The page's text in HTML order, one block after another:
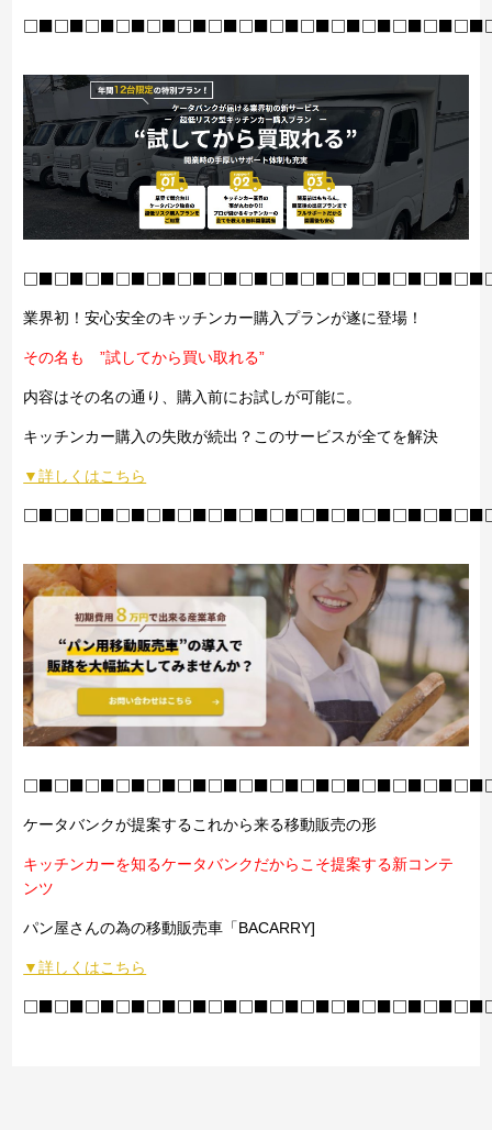
業界初！安心安全のキッチンカー購入プランが遂に登場！
その名も ”試してから買い取れる”
内容はその名の通り、購入前にお試しが可能に。
キッチンカー購入の失敗が続出？このサービスが全てを解決
▼詳しくはこちら
ケータバンクが提案するこれから来る移動販売の形
キッチンカーを知るケータバンクだからこそ提案する新コンテ
ンツ
パン屋さんの為の移動販売車「BACARRY]
▼詳しくはこちら